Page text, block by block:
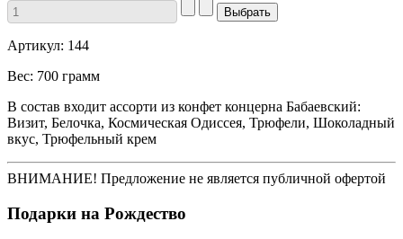
Артикул: 144
Вес: 700 грамм
В состав входит ассорти из конфет концерна Бабаевский:
Визит, Белочка, Космическая Одиссея, Трюфели, Шоколадный
вкус, Трюфельный крем
ВНИМАНИЕ! Предложение не является публичной офертой
Подарки на Рождество